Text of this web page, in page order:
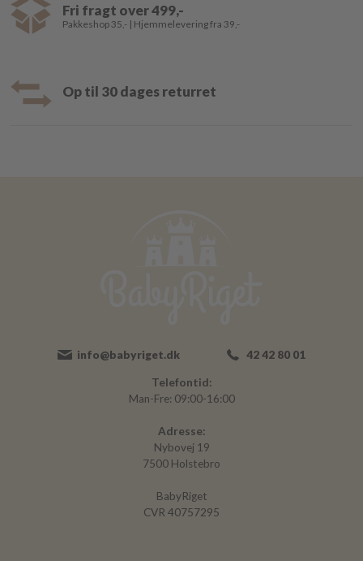
Fri fragt over 499,-
Pakkeshop 35,- | Hjemmelevering fra 39,-
Op til 30 dages returret
info@babyriget.dk 42 42 80 01
Telefontid:
Man-Fre: 09:00-16:00
Adresse:
Nybovej 19
7500 Holstebro
BabyRiget
CVR 40757295